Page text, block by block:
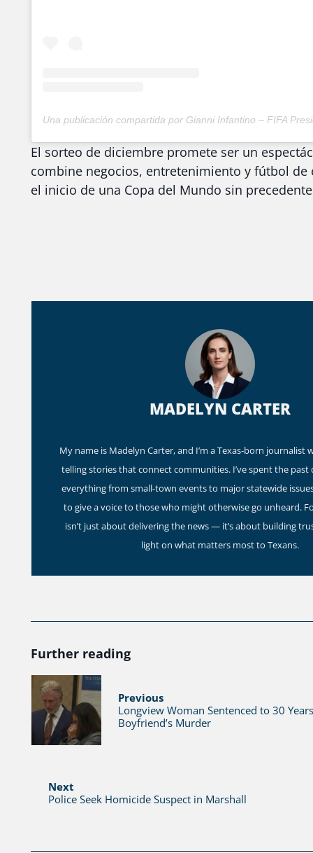
El sorteo de diciembre promete ser un
combine negocios, entretenimiento y fútbol de
el inicio de una Copa del Mundo sin
MADELYN CARTER
My name is Madelyn Carter, and I’m a Texas-born journalist
telling stories that connect communities. I’ve spent the past
everything from small-town events to major statewide
to give a voice to those who might otherwise go unheard.
isn’t just about delivering the news — it’s about building
light on what matters most to Texans.
Further reading
Previous
Longview Woman Sentenced to 30
Boyfriend’s Murder
Next
Police Seek Homicide Suspect in Marshall